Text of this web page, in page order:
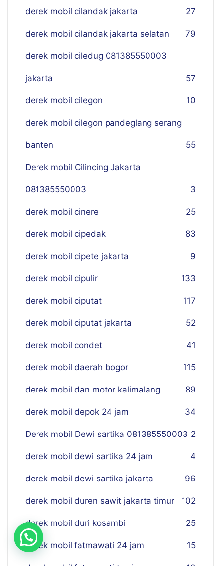
derek mobil cilandak jakarta 27
derek mobil cilandak jakarta selatan 79
derek mobil ciledug 081385550003
jakarta 57
derek mobil cilegon 10
derek mobil cilegon pandeglang serang
banten 55
Derek mobil Cilincing Jakarta
081385550003 3
derek mobil cinere 25
derek mobil cipedak 83
derek mobil cipete jakarta 9
derek mobil cipulir 133
derek mobil ciputat 117
derek mobil ciputat jakarta 52
derek mobil condet 41
derek mobil daerah bogor 115
derek mobil dan motor kalimalang 89
derek mobil depok 24 jam 34
Derek mobil Dewi sartika 081385550003 2
derek mobil dewi sartika 24 jam 4
derek mobil dewi sartika jakarta 96
derek mobil duren sawit jakarta timur 102
derek mobil duri kosambi 25
derek mobil fatmawati 24 jam 15